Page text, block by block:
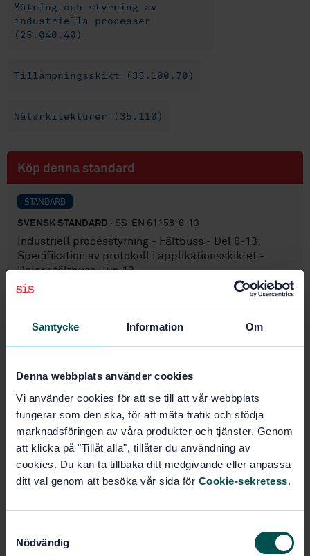
Samtycke Information Om
Denna webbplats använder cookies
Vi använder cookies för att se till att vår webbplats
fungerar som den ska, för att mäta trafik och stödja
marknadsföringen av våra produkter och tjänster. Genom
att klicka på "Tillåt alla", tillåter du användning av
cookies. Du kan ta tillbaka ditt medgivande eller anpassa
ditt val genom att besöka vår sida för Cookie-sekretess.
Nödvändig
Mätning och styrning av
industriella processer
(25.040.40)
Tillämpningsskikt (35.100.70)
Nätarkitekturer (35.110)
Köp denna standard
STANDARD
SVENSK STANDARD · SS-EN 61158-6-13
Industriell processtyrning - Fältbuss - Del 6-13:
Specifikation av protokoll i applikationsskiktet -
Delar i fältbuss, Typ 13
1 884 SEK
PDF
Fler alternativ
Produktinformation
Språk: Engelska
networks - Fieldbus specifications -
Part 6-13: Application layer protocol